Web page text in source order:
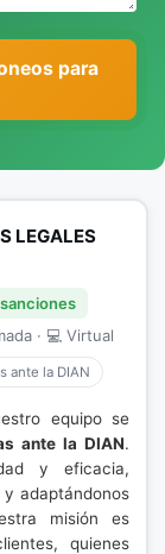
para
LEGALES
· 💻 Virtual
ante la DIAN
equipo se
ante la DIAN.
y eficacia,
adaptándonos
misión es
quienes